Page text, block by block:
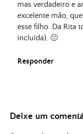
mas verdadeiro e
excelente mão,
esse filho. Da Rita
incluída). 🙁
Responder
Deixe um